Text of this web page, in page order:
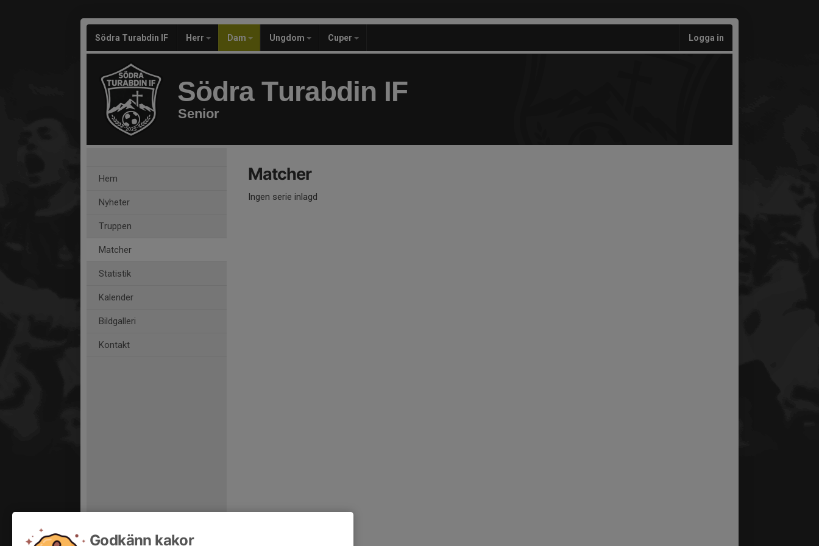
Södra Turabdin IF Herr Dam Ungdom Cuper Logga in
Södra Turabdin IF
Senior
Hem
Nyheter
Truppen
Matcher
Statistik
Kalender
Bildgalleri
Kontakt
Matcher
Ingen serie inlagd
Godkänn kakor